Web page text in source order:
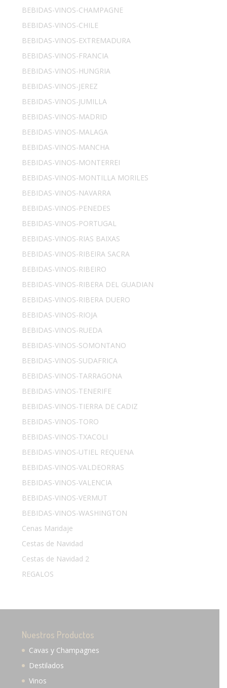
BEBIDAS-VINOS-CHAMPAGNE
BEBIDAS-VINOS-CHILE
BEBIDAS-VINOS-EXTREMADURA
BEBIDAS-VINOS-FRANCIA
BEBIDAS-VINOS-HUNGRIA
BEBIDAS-VINOS-JEREZ
BEBIDAS-VINOS-JUMILLA
BEBIDAS-VINOS-MADRID
BEBIDAS-VINOS-MALAGA
BEBIDAS-VINOS-MANCHA
BEBIDAS-VINOS-MONTERREI
BEBIDAS-VINOS-MONTILLA MORILES
BEBIDAS-VINOS-NAVARRA
BEBIDAS-VINOS-PENEDES
BEBIDAS-VINOS-PORTUGAL
BEBIDAS-VINOS-RIAS BAIXAS
BEBIDAS-VINOS-RIBEIRA SACRA
BEBIDAS-VINOS-RIBEIRO
BEBIDAS-VINOS-RIBERA DEL GUADIAN
BEBIDAS-VINOS-RIBERA DUERO
BEBIDAS-VINOS-RIOJA
BEBIDAS-VINOS-RUEDA
BEBIDAS-VINOS-SOMONTANO
BEBIDAS-VINOS-SUDAFRICA
BEBIDAS-VINOS-TARRAGONA
BEBIDAS-VINOS-TENERIFE
BEBIDAS-VINOS-TIERRA DE CADIZ
BEBIDAS-VINOS-TORO
BEBIDAS-VINOS-TXACOLI
BEBIDAS-VINOS-UTIEL REQUENA
BEBIDAS-VINOS-VALDEORRAS
BEBIDAS-VINOS-VALENCIA
BEBIDAS-VINOS-VERMUT
BEBIDAS-VINOS-WASHINGTON
Cenas Maridaje
Cestas de Navidad
Cestas de Navidad 2
REGALOS
Nuestros Productos
Cavas y Champagnes
Destilados
Vinos